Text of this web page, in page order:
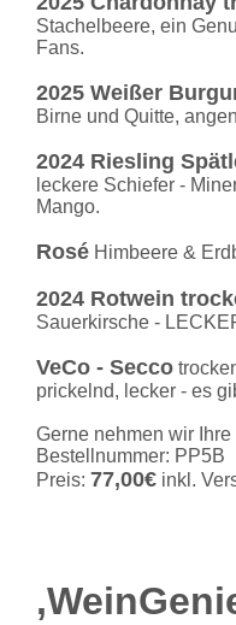
Stachelbeere, ein
Fans.
2025 Weißer
Birne und Quitte,
2024 Riesling
leckere Schiefer -
Mango.
Rosé Himbeere &
2024 Rotwein
Sauerkirsche -
VeCo - Secco
prickelnd, lecker - es
Gerne nehmen wir
Bestellnummer: PP5B
Preis: 77,00€ inkl.